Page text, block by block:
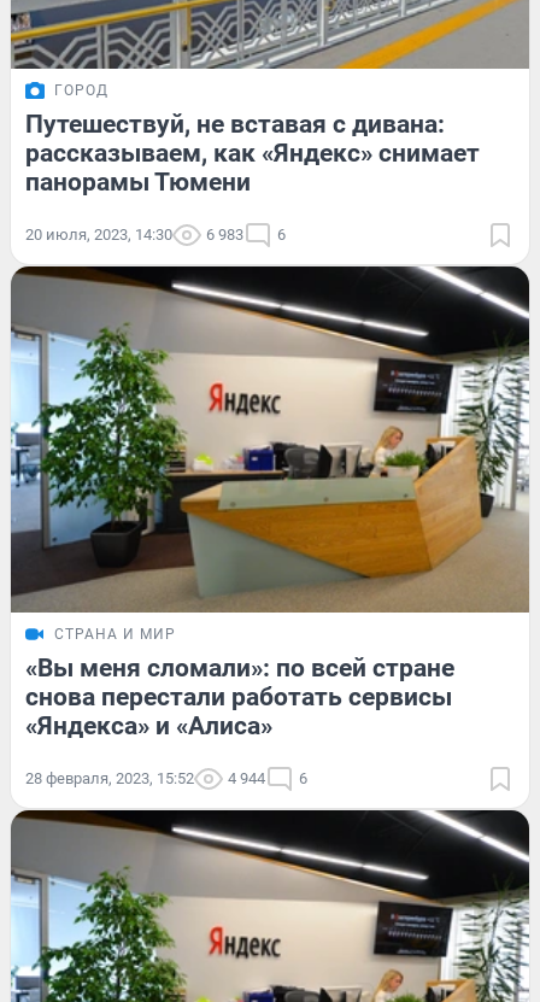
ГОРОД
Путешествуй, не вставая с дивана:
рассказываем, как «Яндекс» снимает
панорамы Тюмени
20 июля, 2023, 14:30 6 983 6
СТРАНА И МИР
«Вы меня сломали»: по всей стране
снова перестали работать сервисы
«Яндекса» и «Алиса»
28 февраля, 2023, 15:52 4 944 6